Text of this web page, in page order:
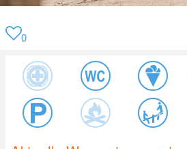
0